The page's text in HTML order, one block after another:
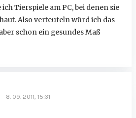
Tierspiele am PC, bei denen sie
Also verteufeln würd ich das
schon ein gesundes Maß
8. 09. 2011, 15:31